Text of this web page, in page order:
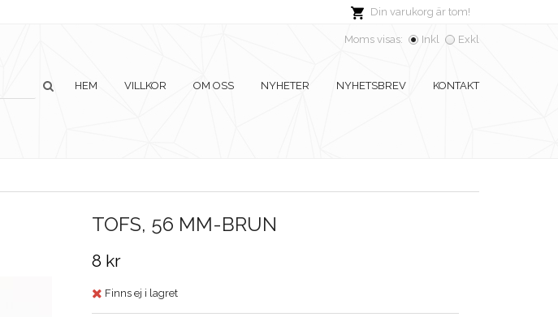
Din varukorg är tom!
Moms visas: Inkl Exkl
HEM VILLKOR OM OSS NYHETER NYHETSBREV KONTAKT
TOFS, 56 MM-BRUN
8 kr
Finns ej i lagret